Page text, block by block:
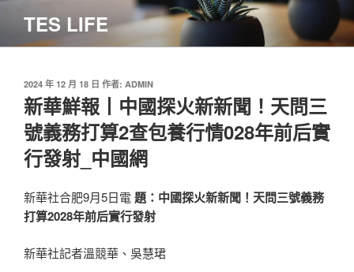
主
TES LIFE
發
佈
於
2024 年 12 月 18 日 作者: ADMIN
新華鮮報丨中國探火新新聞！天問三
號義務打算2查包養行情028年前后實
行發射_中國網
新華社合肥9月5日電題：中國探火新新聞！天問三號義務
打算2028年前后實行發射
新華社記者溫競華、吳慧珺